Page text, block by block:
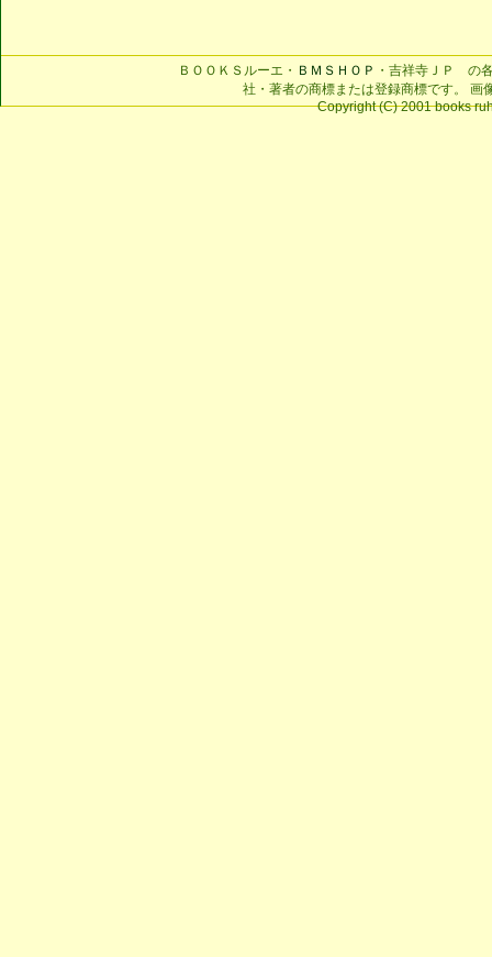
ＢＯＯＫＳルーエ・ ＢＭＳＨＯＰ ・吉祥寺ＪＰ の
社・著者の商標または登録商標です。 画
Copyright (C) 2001 books